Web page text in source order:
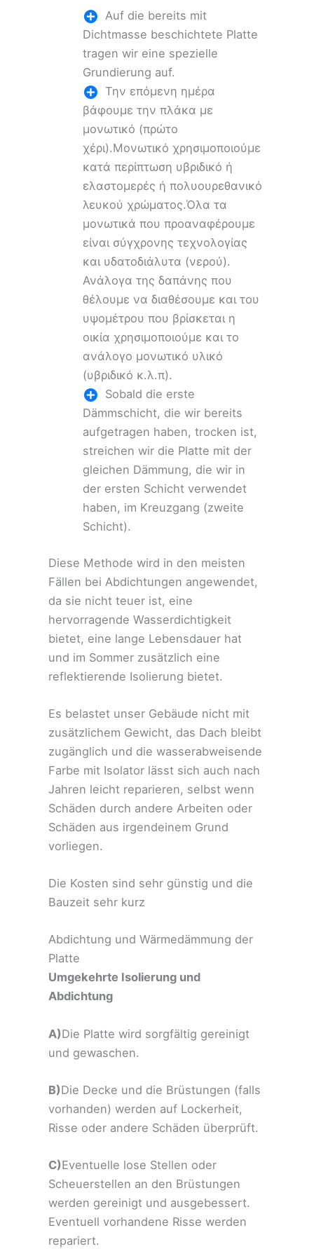
Auf die bereits mit
Dichtmasse beschichtete Platte
tragen wir eine spezielle
Grundierung auf.
Την επόμενη ημέρα
βάφουμε την πλάκα με
μονωτικό (πρώτο
χέρι).Μονωτικό χρησιμοποιούμε
κατά περίπτωση υβριδικό ή
ελαστομερές ή πολυουρεθανικό
λευκού χρώματος.Όλα τα
μονωτικά που προαναφέρουμε
είναι σύγχρονης τεχνολογίας
και υδατοδιάλυτα (νερού).
Ανάλογα της δαπάνης που
θέλουμε να διαθέσουμε και του
υψομέτρου που βρίσκεται η
οικία χρησιμοποιούμε και το
ανάλογο μονωτικό υλικό
(υβριδικό κ.λ.π).
Sobald die erste
Dämmschicht, die wir bereits
aufgetragen haben, trocken ist,
streichen wir die Platte mit der
gleichen Dämmung, die wir in
der ersten Schicht verwendet
haben, im Kreuzgang (zweite
Schicht).
Diese Methode wird in den meisten
Fällen bei Abdichtungen angewendet,
da sie nicht teuer ist, eine
hervorragende Wasserdichtigkeit
bietet, eine lange Lebensdauer hat
und im Sommer zusätzlich eine
reflektierende Isolierung bietet.
Es belastet unser Gebäude nicht mit
zusätzlichem Gewicht, das Dach bleibt
zugänglich und die wasserabweisende
Farbe mit Isolator lässt sich auch nach
Jahren leicht reparieren, selbst wenn
Schäden durch andere Arbeiten oder
Schäden aus irgendeinem Grund
vorliegen.
Die Kosten sind sehr günstig und die
Bauzeit sehr kurz
Abdichtung und Wärmedämmung der
Platte
Umgekehrte Isolierung und
Abdichtung
A)Die Platte wird sorgfältig gereinigt
und gewaschen.
B)Die Decke und die Brüstungen (falls
vorhanden) werden auf Lockerheit,
Risse oder andere Schäden überprüft.
C)Eventuelle lose Stellen oder
Scheuerstellen an den Brüstungen
werden gereinigt und ausgebessert.
Eventuell vorhandene Risse werden
repariert.